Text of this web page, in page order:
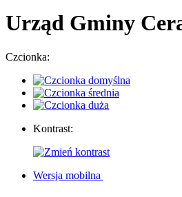
Urząd Gminy
Czcionka:
Kontrast:
Wersja mobilna